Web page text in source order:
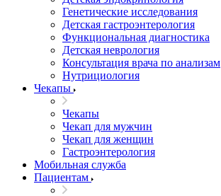
Генетические исследования
Детская гастроэнтерология
Функциональная диагностика
Детская неврология
Консультация врача по анализам
Нутрициология
Чекапы
Чекапы
Чекап для мужчин
Чекап для женщин
Гастроэнтерология
Мобильная служба
Пациентам